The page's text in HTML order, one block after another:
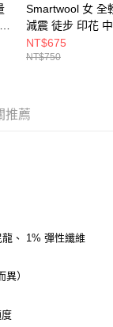
Smartwool 女 全
減震 徒步 印花
粉霧紫
NT$675
NT$750
推薦
、 1% 彈性纖維
）